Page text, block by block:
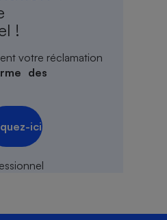
!
votre réclamation
des
ici